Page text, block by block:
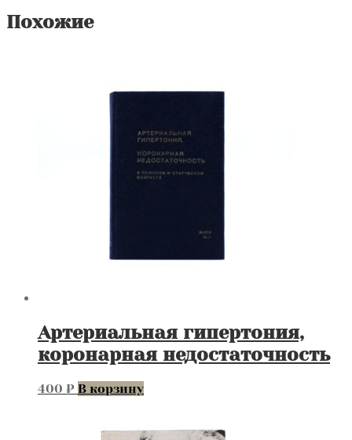
Похожие
Артериальная гипертония,
коронарная недостаточность
400 ₽ В корзину